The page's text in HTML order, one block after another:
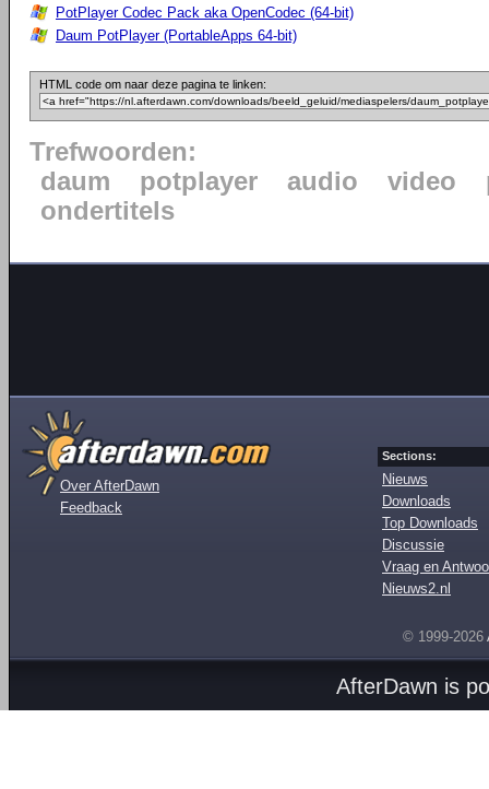
PotPlayer Codec Pack aka OpenCodec (64-bit)
Daum PotPlayer (PortableApps 64-bit)
HTML code om naar deze pagina te linken:
Trefwoorden:
daum
potplayer audio video
ondertitels
Over AfterDawn
Feedback
Sections:
Nieuws
Downloads
Top Downloads
Discussie
Vraag en
Nieuws2.nl
© 1999-2026
AfterDawn is